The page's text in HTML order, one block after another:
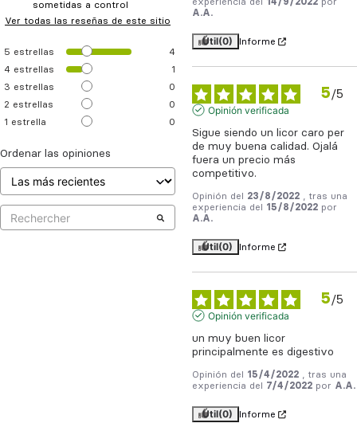
sometidas a control
Ver todas las reseñas de este sitio
5 estrellas
4
4 estrellas
1
3 estrellas
0
2 estrellas
0
1 estrella 0
Ordenar las opiniones
A.A.
Útil(0) Informe
5/5
Opinión verificada
Sigue siendo un licor caro per
de muy buena calidad. Ojalá
fuera un precio más
competitivo.
Opinión del 23/8/2022
, tras una
experiencia del
15/8/2022 por
A.A.
Útil(0) Informe
5/5
Opinión verificada
un muy buen licor
principalmente es digestivo
Opinión del 15/4/2022
, tras una
experiencia del
7/4/2022 por A.A.
Útil(0) Informe